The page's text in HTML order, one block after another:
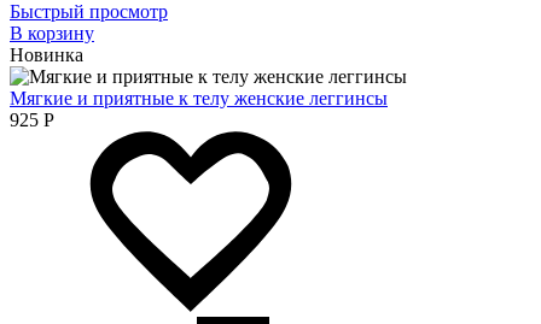
Быстрый просмотр
В корзину
Новинка
Мягкие и приятные к телу женские леггинсы
925 Р